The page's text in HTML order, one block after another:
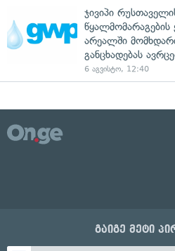
ჯივიპი
არეალში
განცხადებას
6 აგვისტო, 12:40
გაიგე მეტი